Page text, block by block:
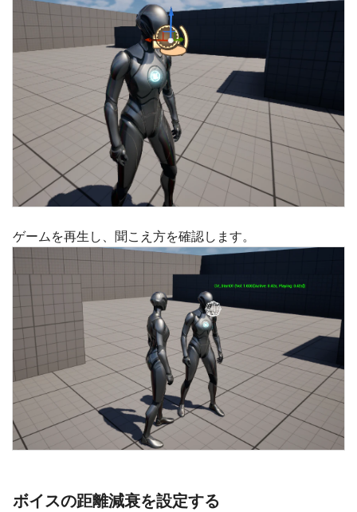
ゲームを再生し、聞こえ方を確認します。
ボイスの距離減衰を設定する